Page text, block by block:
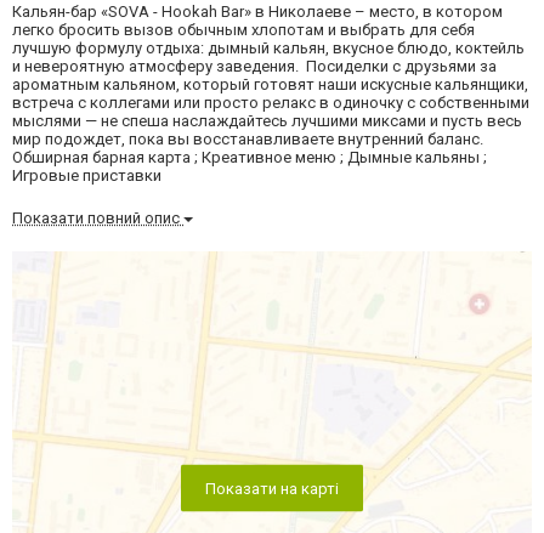
Кальян-бар «SOVA - Hookah Bar» в Николаеве – место, в котором
легко бросить вызов обычным хлопотам и выбрать для себя
лучшую формулу отдыха: дымный кальян, вкусное блюдо, коктейль
и невероятную атмосферу заведения. Посиделки с друзьями за
ароматным кальяном, который готовят наши искусные кальянщики,
встреча с коллегами или просто релакс в одиночку с собственными
мыслями — не спеша наслаждайтесь лучшими миксами и пусть весь
мир подождет, пока вы восстанавливаете внутренний баланс.
Обширная барная карта ; Креативное меню ; Дымные кальяны ;
Игровые приставки
Показати повний опис
Показати на карті